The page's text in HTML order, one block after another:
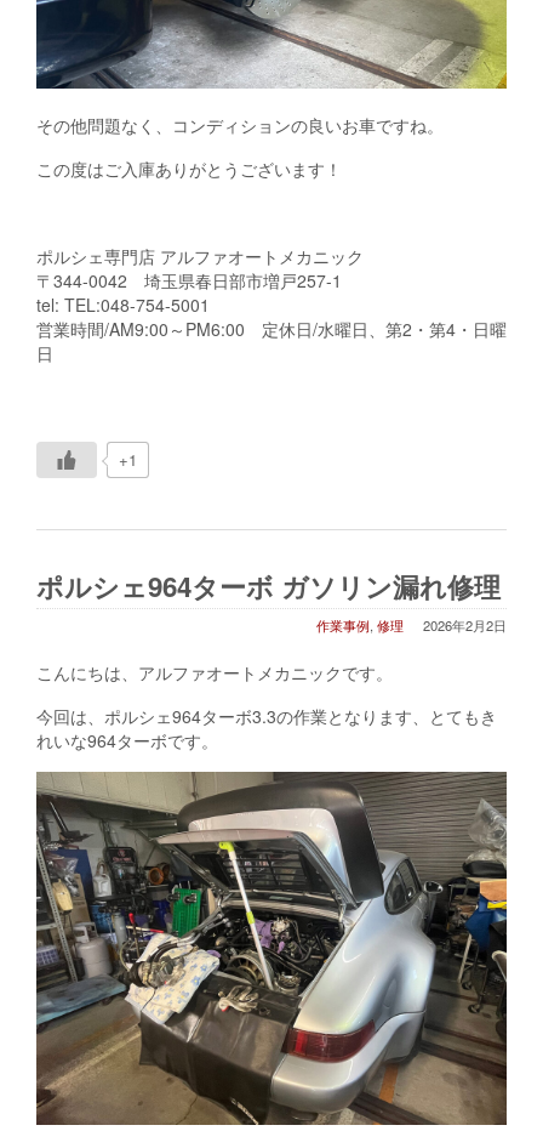
その他問題なく、コンディションの良いお車ですね。
この度はご入庫ありがとうございます！
ポルシェ専門店 アルファオートメカニック
〒344-0042 埼玉県春日部市増戸257-1
tel: TEL:048-754-5001
営業時間/AM9:00～PM6:00 定休日/水曜日、第2・第4・日曜
日
+1
ポルシェ964ターボ ガソリン漏れ修理
2026年2月2日
作業事例,修理
こんにちは、アルファオートメカニックです。
今回は、ポルシェ964ターボ3.3の作業となります、とてもき
れいな964ターボです。